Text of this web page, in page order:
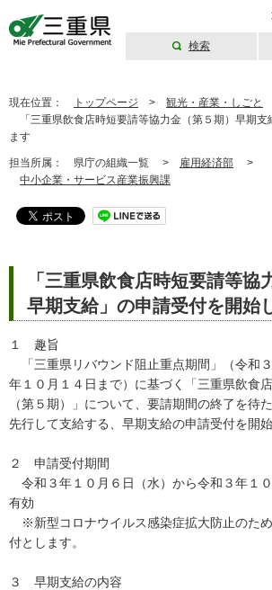
検索
現在位置： トップページ > 観光・産業・しごと
「三重県飲食店時短要請等協力金（第５期）早期支
ます
担当所属： 県庁の組織一覧 > 雇用経済部 >
中小企業・サービス産業振興課
「三重県飲食店時短要請等協
早期支給」の申請受付を開始
１ 趣旨
「三重県リバウンド阻止重点期間」（令和
年１０月１４日まで）に基づく「三重県飲食
（第５期）」について、要請期間の終了を待
先行して支給する、早期支給の申請受付を開始
２ 申請受付期間
令和３年１０月６日（水）から令和３年１
有効
※新型コロナウイルス感染症拡大防止のた
付とします。
３ 早期支給の内容